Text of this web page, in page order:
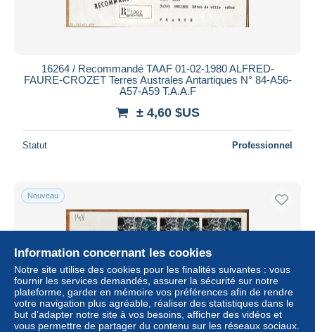
16264 / Recommandé TAAF 01-02-1980 ALFRED-
FAURE-CROZET Terres Australes Antartiques N° 84-A56-
A57-A59 T.A.A.F
± 4,60 $US
Statut Professionnel
Nouveau
Information concernant les cookies
Notre site utilise des cookies pour les finalités suivantes : vous
fournir les services demandés, assurer la sécurité sur notre
plateforme, garder en mémoire vos préférences afin de rendre
votre navigation plus agréable, réaliser des statistiques dans le
but d’adapter notre site à vos besoins, afficher des vidéos et
vous permettre de partager du contenu sur les réseaux sociaux.